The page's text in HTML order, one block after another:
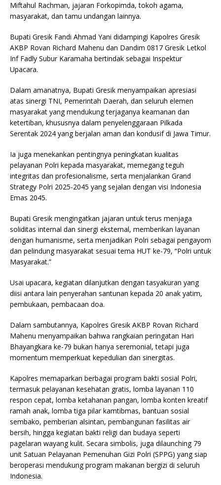
Miftahul Rachman, jajaran Forkopimda, tokoh agama,
masyarakat, dan tamu undangan lainnya.
Bupati Gresik Fandi Ahmad Yani didampingi Kapolres Gresik
AKBP Rovan Richard Mahenu dan Dandim 0817 Gresik Letkol
Inf Fadly Subur Karamaha bertindak sebagai Inspektur
Upacara.
Dalam amanatnya, Bupati Gresik menyampaikan apresiasi
atas sinergi TNI, Pemerintah Daerah, dan seluruh elemen
masyarakat yang mendukung terjaganya keamanan dan
ketertiban, khususnya dalam penyelenggaraan Pilkada
Serentak 2024 yang berjalan aman dan kondusif di Jawa Timur.
Ia juga menekankan pentingnya peningkatan kualitas
pelayanan Polri kepada masyarakat, memegang teguh
integritas dan profesionalisme, serta menjalankan Grand
Strategy Polri 2025-2045 yang sejalan dengan visi Indonesia
Emas 2045.
Bupati Gresik mengingatkan jajaran untuk terus menjaga
soliditas internal dan sinergi eksternal, memberikan layanan
dengan humanisme, serta menjadikan Polri sebagai pengayom
dan pelindung masyarakat sesuai tema HUT ke-79, “Polri untuk
Masyarakat.”
Usai upacara, kegiatan dilanjutkan dengan tasyakuran yang
diisi antara lain penyerahan santunan kepada 20 anak yatim,
pembukaan, pembacaan doa.
Dalam sambutannya, Kapolres Gresik AKBP Rovan Richard
Mahenu menyampaikan bahwa rangkaian peringatan Hari
Bhayangkara ke-79 bukan hanya seremonial, tetapi juga
momentum memperkuat kepedulian dan sinergitas.
Kapolres memaparkan berbagai program bakti sosial Polri,
termasuk pelayanan kesehatan gratis, lomba layanan 110
respon cepat, lomba ketahanan pangan, lomba konten kreatif
ramah anak, lomba tiga pilar kamtibmas, bantuan sosial
sembako, pemberian alsintan, pembangunan fasilitas air
bersih, hingga kegiatan bakti religi dan budaya seperti
pagelaran wayang kulit. Secara simbolis, juga dilaunching 79
unit Satuan Pelayanan Pemenuhan Gizi Polri (SPPG) yang siap
beroperasi mendukung program makanan bergizi di seluruh
Indonesia.